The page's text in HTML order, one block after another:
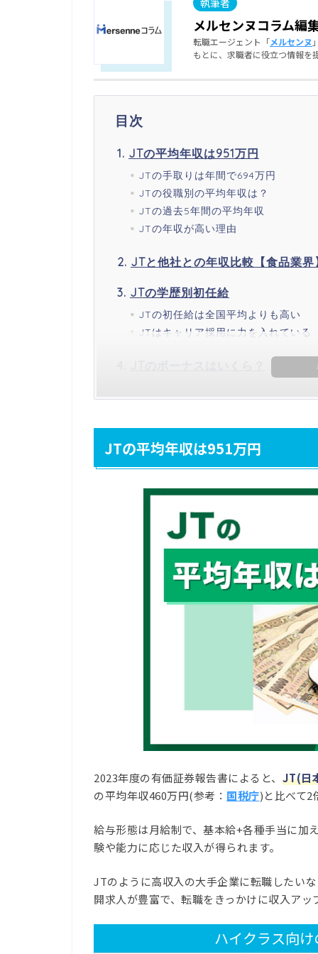
メルセンヌコラム編
転職エージェント「メルセンヌ
もとに、求職者に役立つ情報を
目次
JTの平均年収は951万円
JTの手取りは年間で694万円
JTの役職別の平均年収は？
JTの過去5年間の平均年収
JTの年収が高い理由
JTと他社との年収比較【食品業界
JTの学歴別初任給
JTの初任給は全国平均よりも高い
JTはキャリア採用に力を入れている
JTの平均年収は951万円
2023年度の有価証券報告書によると、 JT(日
の平均年収460万円(参考： 国税庁)と比べて2
給与形態は月給制で、基本給+各種手当に加
験や能力に応じた収入が得られます。
JTのように高収入の大手企業に転職したい
開求人が豊富で、転職をきっかけに収入アッ
ハイクラス向